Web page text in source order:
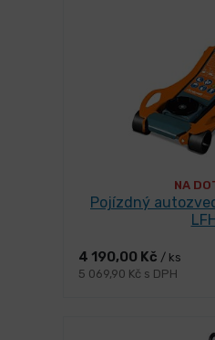
NA
Pojízdný
4 190,00 Kč / ks
5 069,90 Kč s DPH